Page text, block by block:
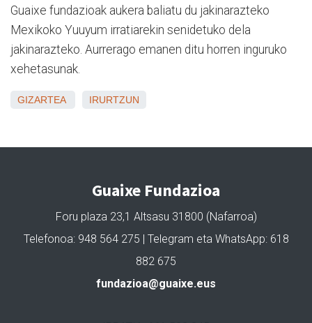
Guaixe fundazioak aukera baliatu du jakinarazteko
Mexikoko Yuuyum irratiarekin senidetuko dela
jakinarazteko. Aurrerago emanen ditu horren inguruko
xehetasunak.
GIZARTEA IRURTZUN
Guaixe Fundazioa
Foru plaza 23,1 Altsasu 31800 (Nafarroa)
Telefonoa: 948 564 275 | Telegram eta WhatsApp: 618
882 675
fundazioa@guaixe.eus